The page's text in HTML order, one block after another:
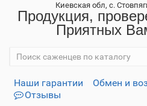
Киевская обл, с.
Продукция,
Приятных
Наши гарантии
Обмен и
Отзывы